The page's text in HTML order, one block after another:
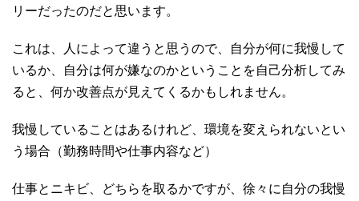
リーだったのだと思います。
これは、人によって違うと思うので、自分が何に我慢して
いるか、自分は何が嫌なのかということを自己分析してみ
ると、何か改善点が見えてくるかもしれません。
我慢していることはあるけれど、環境を変えられないとい
う場合（勤務時間や仕事内容など）
仕事とニキビ、どちらを取るかですが、徐々に自分の我慢